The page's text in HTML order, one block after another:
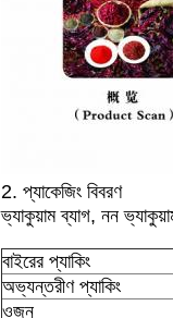
2. প্যাকেজিং বিবরণ
ভ্যাকুয়াম ব্যাগ, নন
বাইরের প্যাকিং
অভ্যন্তরীণ প্যাকিং
ওজন